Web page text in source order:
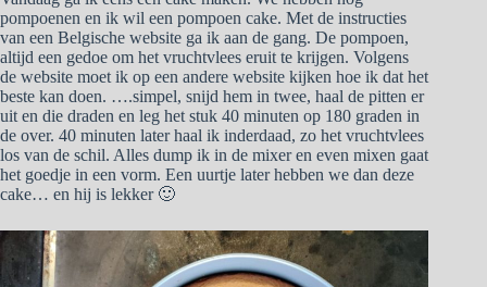
pompoenen en ik wil een pompoen cake. Met de instructies
van een Belgische website ga ik aan de gang. De pompoen,
altijd een gedoe om het vruchtvlees eruit te krijgen. Volgens
de website moet ik op een andere website kijken hoe ik dat het
beste kan doen. ….simpel, snijd hem in twee, haal de pitten er
uit en die draden en leg het stuk 40 minuten op 180 graden in
de over. 40 minuten later haal ik inderdaad, zo het vruchtvlees
los van de schil. Alles dump ik in de mixer en even mixen gaat
het goedje in een vorm. Een uurtje later hebben we dan deze
cake… en hij is lekker 🙂